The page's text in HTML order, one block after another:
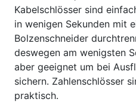
Kabelschlösser sind
in wenigen Sekunden mit
Bolzenschneider
deswegen am wenigsten
aber geeignet um bei
sichern. Zahlenschlösser
praktisch.